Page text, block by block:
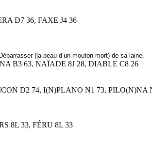
D7 36, FAXE J4 36
(la peau d’un mouton mort) de sa laine.
B3 63, NAÏADE 8J 28, DIABLE C8 26
D2 74, I(N)PLANO N1 73, PILO(N)NA
8L 33, FÉRU 8L 33